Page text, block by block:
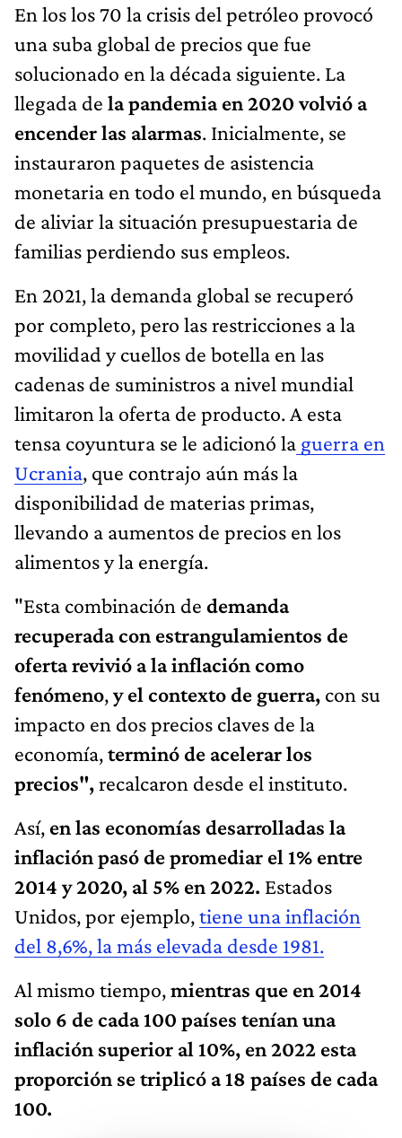
En los los 70 la crisis del petróleo provocó
una suba global de precios que fue
solucionado en la década siguiente. La
llegada de la pandemia en 2020 volvió a
encender las alarmas. Inicialmente, se
instauraron paquetes de asistencia
monetaria en todo el mundo, en búsqueda
de aliviar la situación presupuestaria de
familias perdiendo sus empleos.
En 2021, la demanda global se recuperó
por completo, pero las restricciones a la
movilidad y cuellos de botella en las
cadenas de suministros a nivel mundial
limitaron la oferta de producto. A esta
tensa coyuntura se le adicionó la guerra en
Ucrania, que contrajo aún más la
disponibilidad de materias primas,
llevando a aumentos de precios en los
alimentos y la energía.
"Esta combinación de demanda
recuperada con estrangulamientos de
oferta revivió a la inflación como
fenómeno,y el contexto de guerra, con su
impacto en dos precios claves de la
economía,terminó de acelerar los
precios",recalcaron desde el instituto.
Así, en las economías desarrolladas la
inflación pasó de promediar el 1% entre
2014 y 2020, al 5% en 2022. Estados
Unidos, por ejemplo,tiene una inflación
del 8,6%, la más elevada desde 1981.
Al mismo tiempo,mientras que en 2014
solo 6 de cada 100 países tenían una
inflación superior al 10%, en 2022 esta
proporción se triplicó a 18 países de cada
100.